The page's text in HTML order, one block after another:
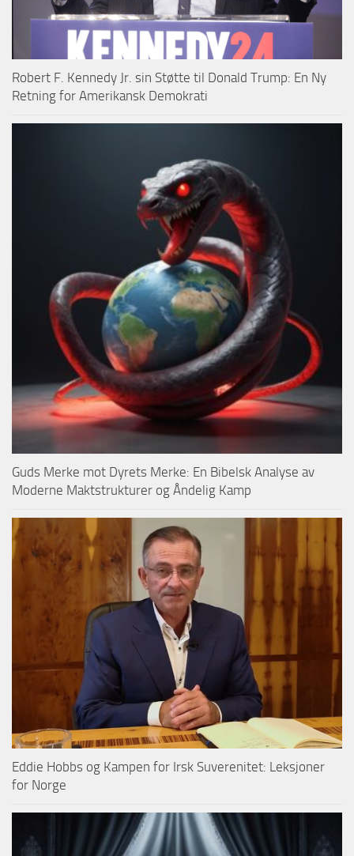
Robert F. Kennedy Jr. sin Støtte til Donald Trump: En Ny
Retning for Amerikansk Demokrati
Guds Merke mot Dyrets Merke: En Bibelsk Analyse av
Moderne Maktstrukturer og Åndelig Kamp
Eddie Hobbs og Kampen for Irsk Suverenitet: Leksjoner
for Norge